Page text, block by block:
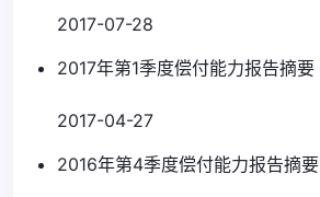
2017-07-28
2017年第1季度偿付能力报告摘要
2017-04-27
2016年第4季度偿付能力报告摘要